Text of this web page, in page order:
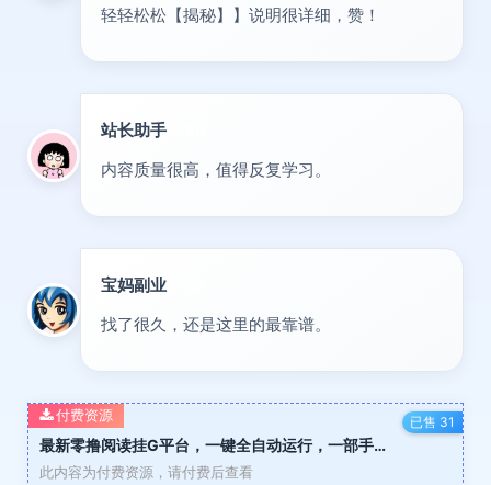
轻轻松松【揭秘】】说明很详细，赞！
站长助手
内容质量很高，值得反复学习。
宝妈副业
找了很久，还是这里的最靠谱。
最新零撸阅读挂G平台，一键全自动运行，一部手机就可以做，单日收益50-3张轻轻松松【揭秘】
此内容为付费资源，请付费后查看
付费资源 已售 31